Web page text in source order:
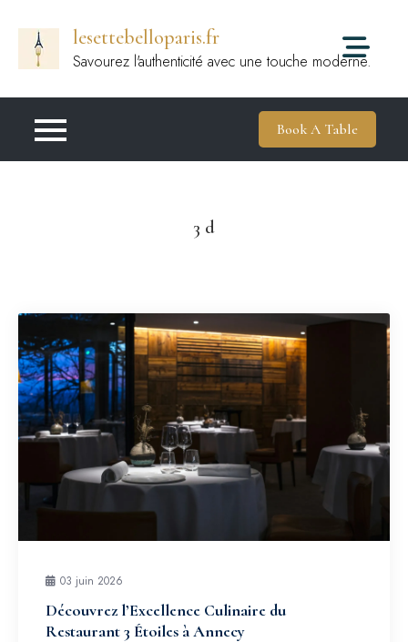
contenu
lesettebelloparis.fr
Savourez l'authenticité avec une touche moderne.
Book A Table
3 d
03 juin 2026
Découvrez l’Excellence Culinaire du
Restaurant 3 Étoiles à Annecy